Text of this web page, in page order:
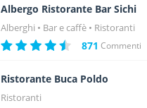
Albergo Ristorante Bar Sichi
Alberghi Bar e caffè Ristoranti
871 Commenti
Ristorante Buca Poldo
Ristoranti